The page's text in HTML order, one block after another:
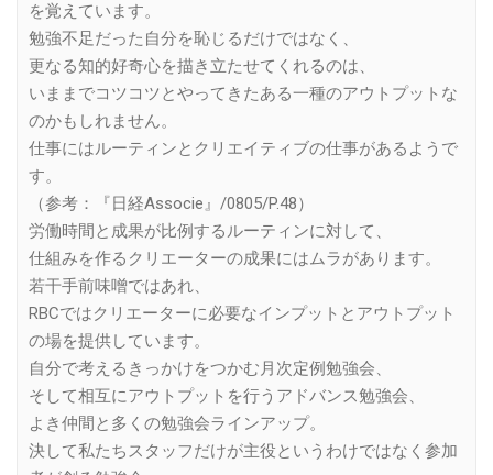
を覚えています。
勉強不足だった自分を恥じるだけではなく、
更なる知的好奇心を描き立たせてくれるのは、
いままでコツコツとやってきたある一種のアウトプットな
のかもしれません。
仕事にはルーティンとクリエイティブの仕事があるようで
す。
（参考：『日経Associe』/0805/P.48）
労働時間と成果が比例するルーティンに対して、
仕組みを作るクリエーターの成果にはムラがあります。
若干手前味噌ではあれ、
RBCではクリエーターに必要なインプットとアウトプット
の場を提供しています。
自分で考えるきっかけをつかむ月次定例勉強会、
そして相互にアウトプットを行うアドバンス勉強会、
よき仲間と多くの勉強会ラインアップ。
決して私たちスタッフだけが主役というわけではなく参加